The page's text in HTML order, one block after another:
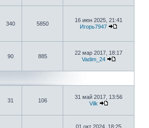
340 5850
16 июн 2025, 21:41
Игорь7947
90 885
22 мар 2017, 18:17
Vadim_24
31 106
31 май 2017, 13:56
Vilk
01 окт 2024, 18:25